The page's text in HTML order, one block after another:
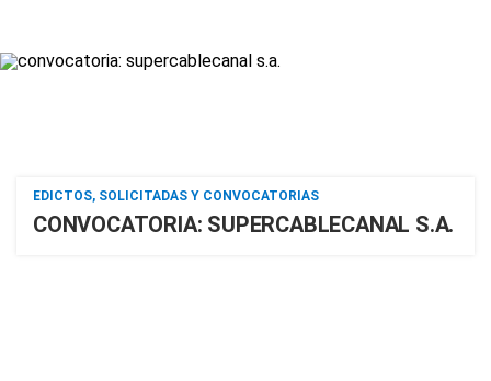
EDICTOS, SOLICITADAS Y CONVOCATORIAS
CONVOCATORIA: SUPERCABLECANAL S.A.